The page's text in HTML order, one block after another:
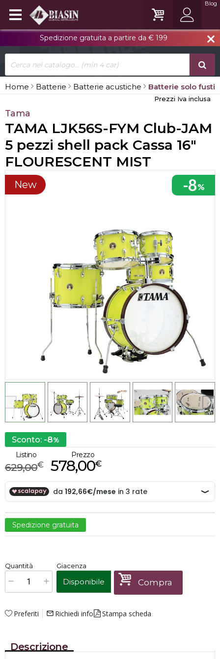
close
Spedizione gratuita a partire da € 199
Blog
Home Batterie Batterie acustiche Batterie solo fusti
Prezzi Iva inclusa
Tama
TAMA LJK56S-FYM Club-JAM
5 pezzi shell pack Cassa 16"
FLOURESCENT MIST
New -8%
Sconto: -8%
Listino
€
629,00
Prezzo
€
578,00
Spedizione gratuita
x1 Prezzo finale:€578,00
Quantità Giacenza
Disponibile Compra
Preferiti mail_outline Richiedi info Stampa scheda
Descrizione